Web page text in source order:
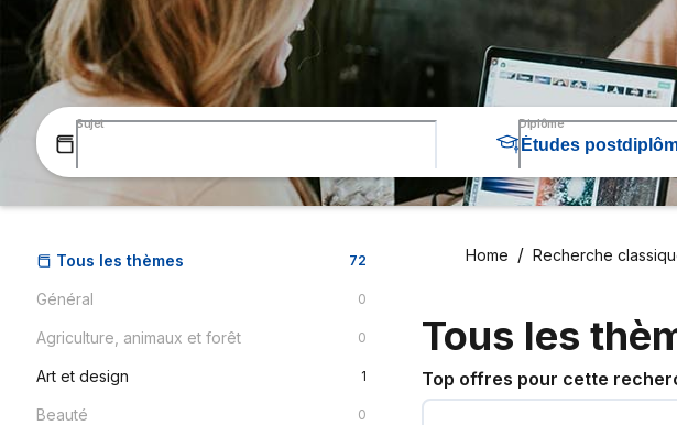
Sujet Diplôme
Tous les thèmes 72
Général 0
Agriculture, animaux et forêt 0
Art et design 1
Beauté 0
Home Recherche
Tous les
Top offres pour cette